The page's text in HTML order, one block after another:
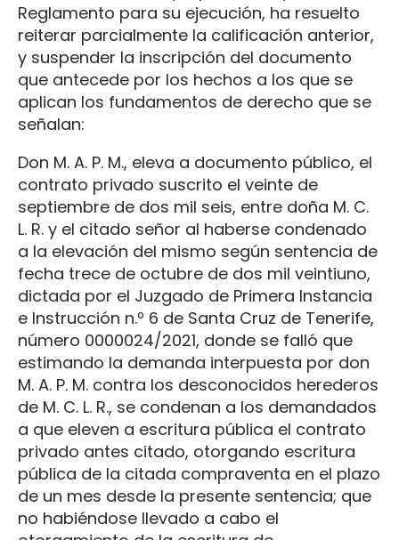
Reglamento para su ejecución, ha resuelto
reiterar parcialmente la calificación anterior,
y suspender la inscripción del documento
que antecede por los hechos a los que se
aplican los fundamentos de derecho que se
señalan:
Don M. A. P. M., eleva a documento público, el
contrato privado suscrito el veinte de
septiembre de dos mil seis, entre doña M. C.
L. R. y el citado señor al haberse condenado
a la elevación del mismo según sentencia de
fecha trece de octubre de dos mil veintiuno,
dictada por el Juzgado de Primera Instancia
e Instrucción n.º 6 de Santa Cruz de Tenerife,
número 0000024/2021, donde se falló que
estimando la demanda interpuesta por don
M. A. P. M. contra los desconocidos herederos
de M. C. L. R., se condenan a los demandados
a que eleven a escritura pública el contrato
privado antes citado, otorgando escritura
pública de la citada compraventa en el plazo
de un mes desde la presente sentencia; que
no habiéndose llevado a cabo el